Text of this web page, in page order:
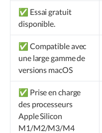
✅ Essai gratuit
disponible.
✅ Compatible avec
une large gamme de
versions macOS
✅ Prise en charge
des processeurs
Apple Silicon
M1/M2/M3/M4